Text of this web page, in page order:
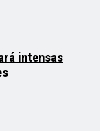
intensas